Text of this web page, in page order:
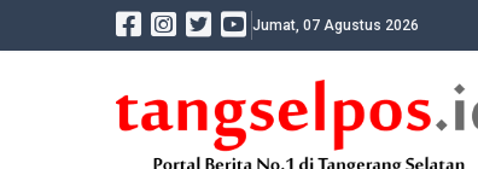
Jumat, 07 Agustus 2026